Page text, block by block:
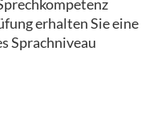
erhalten Sie eine
Sprachniveau